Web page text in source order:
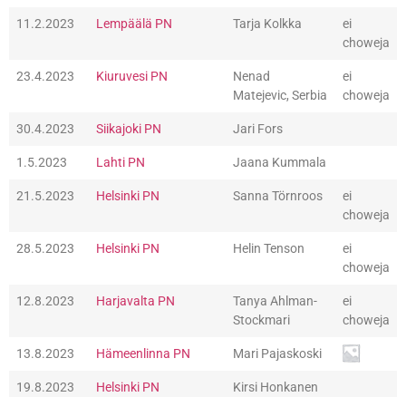
11.2.2023 Lempäälä PN Tarja Kolkka
ei
choweja
23.4.2023 Kiuruvesi PN
Nenad
Matejevic, Serbia
ei
choweja
30.4.2023 Siikajoki PN Jari Fors
1.5.2023 Lahti PN Jaana Kummala
21.5.2023 Helsinki PN Sanna Törnroos
ei
choweja
28.5.2023 Helsinki PN Helin Tenson
ei
choweja
12.8.2023 Harjavalta PN
Tanya Ahlman-
Stockmari
ei
choweja
13.8.2023 Hämeenlinna PN Mari Pajaskoski
19.8.2023 Helsinki PN Kirsi Honkanen